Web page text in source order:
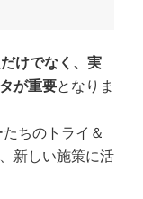
けでなく、実
が重要となりま
ちのトライ＆
新しい施策に活